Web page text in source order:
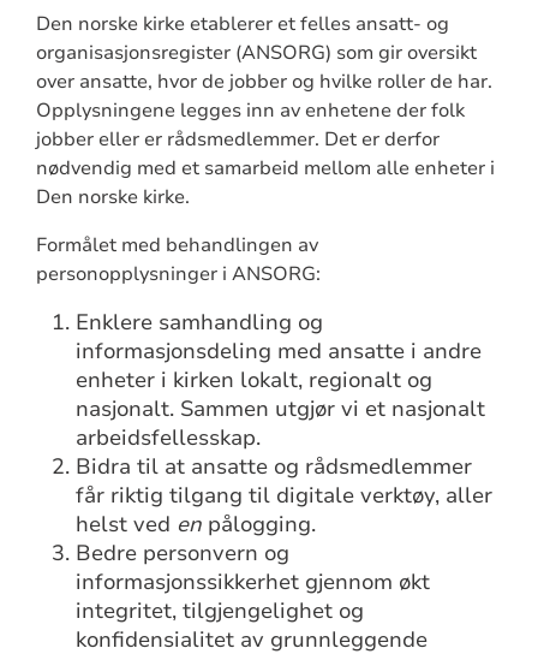
Den norske kirke etablerer et felles ansatt- og
organisasjonsregister (ANSORG) som gir oversikt
over ansatte, hvor de jobber og hvilke roller de har.
Opplysningene legges inn av enhetene der folk
jobber eller er rådsmedlemmer. Det er derfor
nødvendig med et samarbeid mellom alle enheter i
Den norske kirke.
Formålet med behandlingen av
personopplysninger i ANSORG:
Enklere samhandling og
informasjonsdeling med ansatte i andre
enheter i kirken lokalt, regionalt og
nasjonalt. Sammen utgjør vi et nasjonalt
arbeidsfellesskap.
Bidra til at ansatte og rådsmedlemmer
får riktig tilgang til digitale verktøy, aller
helst ved en pålogging.
Bedre personvern og
informasjonssikkerhet gjennom økt
integritet, tilgjengelighet og
konfidensialitet av grunnleggende